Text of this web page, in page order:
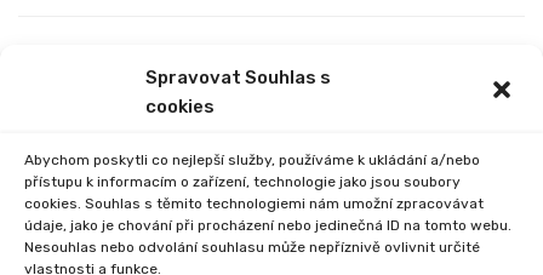
Spravovat Souhlas s
cookies
Abychom poskytli co nejlepší služby, používáme k ukládání a/nebo
přístupu k informacím o zařízení, technologie jako jsou soubory
cookies. Souhlas s těmito technologiemi nám umožní zpracovávat
údaje, jako je chování při procházení nebo jedinečná ID na tomto webu.
Nesouhlas nebo odvolání souhlasu může nepříznivě ovlivnit určité
vlastnosti a funkce.
PŘEHLÍDKA DĚTSKÝCH
RECITÁTORŮ – OKRESNÍ
VYNÁŠENÍ MORANY